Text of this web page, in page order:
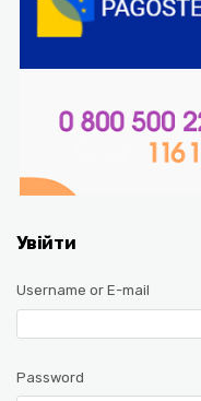
Увійти
Username or E-mail
Password